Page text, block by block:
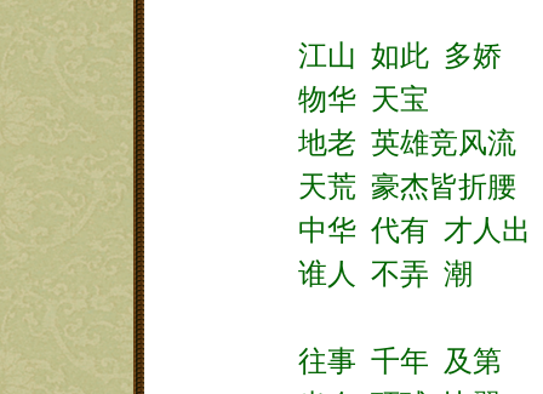
江山 如此 多娇
物华 天宝
地老 英雄竞风流
天荒 豪杰皆折腰
中华 代有 才人出
谁人
不弄 潮
往事 千年 及第